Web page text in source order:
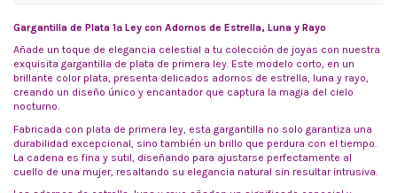
Gargantilla de Plata 1ª Ley con Adornos de Estrella, Luna y Rayo
Añade un toque de elegancia celestial a tu colección de joyas con nuestra
exquisita gargantilla de plata de primera ley. Este modelo corto, en un
brillante color plata, presenta delicados adornos de estrella, luna y rayo,
creando un diseño único y encantador que captura la magia del cielo
nocturno.
Fabricada con plata de primera ley, esta gargantilla no solo garantiza una
durabilidad excepcional, sino también un brillo que perdura con el tiempo.
La cadena es fina y sutil, diseñando para ajustarse perfectamente al
cuello de una mujer, resaltando su elegancia natural sin resultar intrusiva.